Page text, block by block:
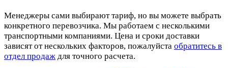
Менеджеры сами выбирают тариф, но вы можете выбрать
конкретного перевозчика. Мы работаем с несколькими
транспортными компаниями. Цена и сроки доставки
зависят от нескольких факторов, пожалуйста обратитесь в
отдел продаж для точного расчета.